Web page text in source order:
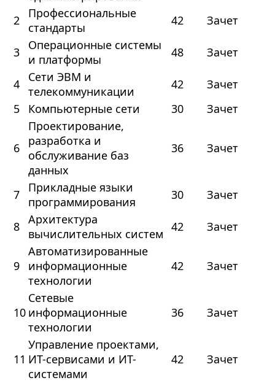
2
Профессиональные
стандарты
42 Зачет
3
Операционные системы
и платформы
48 Зачет
4
Сети ЭВМ и
телекоммуникации
42
Зачет
5
Компьютерные сети 30 Зачет
6
Проектирование,
разработка и
обслуживание баз
данных
36 Зачет
7
Прикладные языки
программирования
30 Зачет
8 Архитектура
вычислительных систем 42 Зачет
9
Автоматизированные
информационные
технологии
42 Зачет
10
Сетевые
информационные
технологии
36 Зачет
11
Управление проектами,
ИТ-сервисами и ИТ-
системами
42 Зачет